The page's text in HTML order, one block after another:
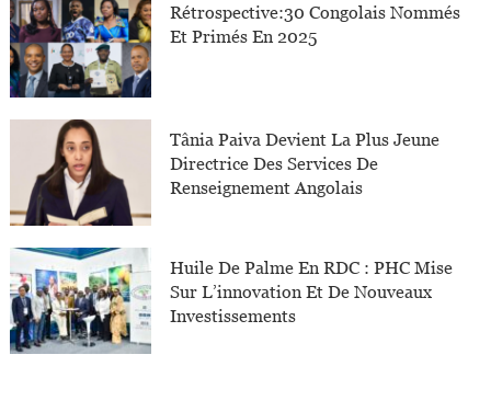
Rétrospective:30 Congolais Nommés
Et Primés En 2025
Tânia Paiva Devient La Plus Jeune
Directrice Des Services De
Renseignement Angolais
Huile De Palme En RDC : PHC Mise
Sur L’innovation Et De Nouveaux
Investissements